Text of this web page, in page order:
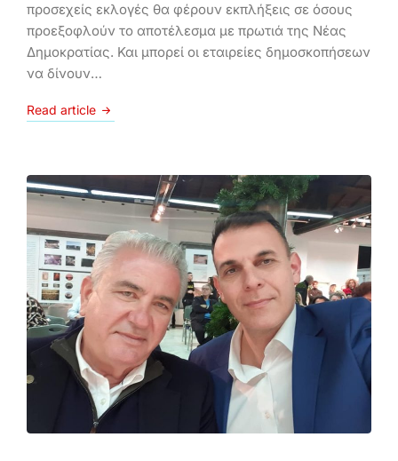
προσεχείς εκλογές θα φέρουν εκπλήξεις σε όσους
προεξοφλούν το αποτέλεσμα με πρωτιά της Νέας
Δημοκρατίας. Και μπορεί οι εταιρείες δημοσκοπήσεων
να δίνουν…
Read article